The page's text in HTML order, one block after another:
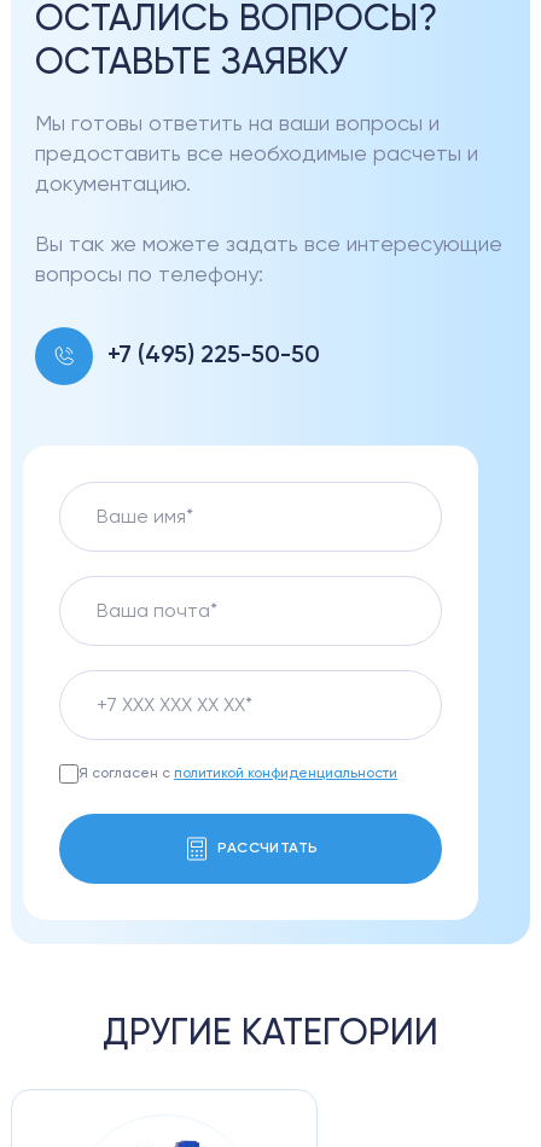
ОСТАЛИСЬ ВОПРОСЫ?
ОСТАВЬТЕ ЗАЯВКУ
Мы готовы ответить на ваши вопросы и
предоставить все необходимые расчеты и
документацию.
Вы так же можете задать все интересующие
вопросы по телефону:
+7 (495) 225-50-50
Я согласен с политикой конфиденциальности
РАССЧИТАТЬ
ДРУГИЕ КАТЕГОРИИ